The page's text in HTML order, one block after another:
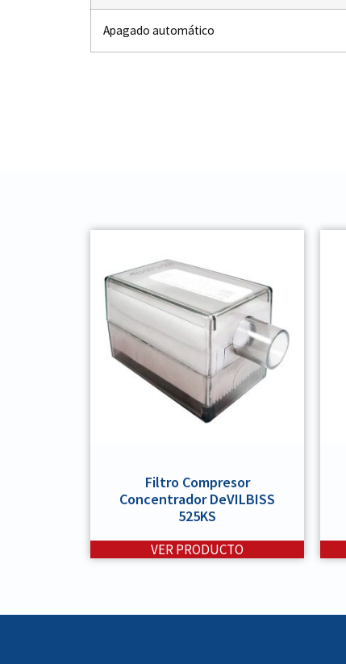
Apagado automático
Filtro Compresor
Concentrador DeVILBISS
525KS
VER PRODUCTO